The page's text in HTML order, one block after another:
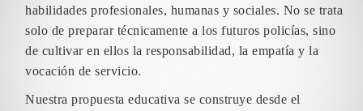
habilidades profesionales, humanas y sociales. No se trata
solo de preparar técnicamente a los futuros policías, sino
de cultivar en ellos la responsabilidad, la empatía y la
vocación de servicio.
Nuestra propuesta educativa se construye desde el